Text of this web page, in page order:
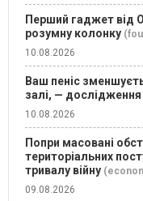
Перший гаджет від
розумну колонку
10.08.2026
Ваш пеніс
залі, — дослідження
10.08.2026
Попри масовані
територіальних
тривалу війну
09.08.2026